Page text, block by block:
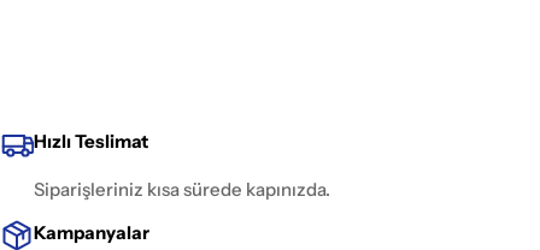
Hızlı Teslimat
Siparişleriniz kısa sürede kapınızda.
Kampanyalar